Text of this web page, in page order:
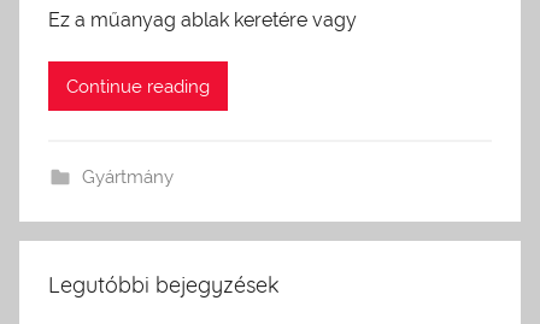
Ez a műanyag ablak keretére vagy
Continue reading
Gyártmány
Legutóbbi bejegyzések